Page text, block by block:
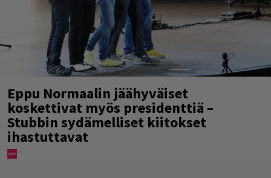
Eppu Normaalin jäähyväiset
koskettivat myös presidenttiä –
Stubbin sydämelliset kiitokset
ihastuttavat